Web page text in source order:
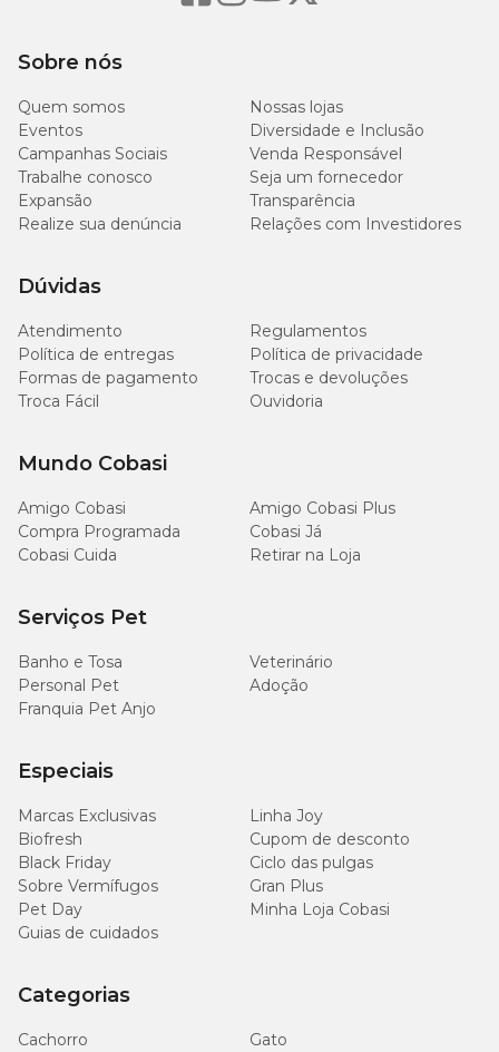
Sobre nós
Quem somos
Nossas lojas
Eventos
Diversidade e Inclusão
Campanhas Sociais
Venda Responsável
Trabalhe conosco
Seja um fornecedor
Expansão
Transparência
Realize sua denúncia
Relações com Investidores
Dúvidas
Atendimento
Regulamentos
Política de entregas
Política de privacidade
Formas de pagamento
Trocas e devoluções
Troca Fácil
Ouvidoria
Mundo Cobasi
Amigo Cobasi
Amigo Cobasi Plus
Compra Programada
Cobasi Já
Cobasi Cuida
Retirar na Loja
Serviços Pet
Banho e Tosa
Veterinário
Personal Pet
Adoção
Franquia Pet Anjo
Especiais
Marcas Exclusivas
Linha Joy
Biofresh
Cupom de desconto
Black Friday
Ciclo das pulgas
Sobre Vermífugos
Gran Plus
Pet Day
Minha Loja Cobasi
Guias de cuidados
Categorias
Cachorro
Gato